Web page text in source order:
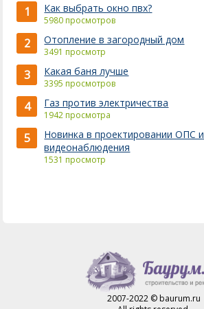
1 Как выбрать окно пвх?
5980 просмотров
2 Отопление в загородный дом
3491 просмотр
3 Какая баня лучше
3395 просмотров
4 Газ против электричества
1942 просмотра
5
Новинка в проектировании ОПС и
видеонаблюдения
1531 просмотр
2007-2022 © baurum.ru